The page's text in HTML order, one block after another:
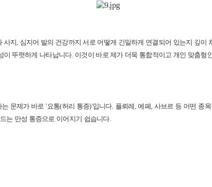
지, 심지어 발의 건강까지 서로 어떻게 긴밀하게 연결되어 있는지 깊
뚜렷하게 나타납니다. 이것이 바로 제가 더욱 통합적이고 개인 맞춤형
문제가 바로 '요통(허리 통증)'입니다. 플뢰레, 에페, 사브르 등 어떤 종
는 만성 통증으로 이어지기 쉽습니다.